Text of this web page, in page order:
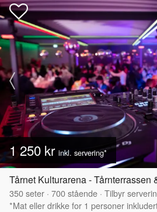
1 250 kr inkl. servering*
Tårnet Kulturarena - Tårnterrassen
350seter · 700stående · Tilbyr
*Mat eller drikke for 1 personer